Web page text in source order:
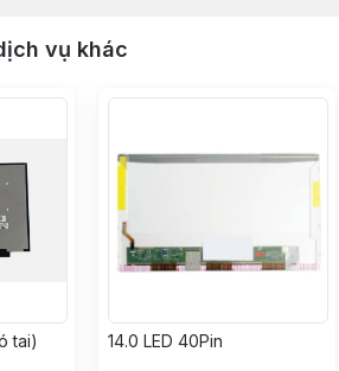
vụ khác
tai) 14.0 LED 40Pin